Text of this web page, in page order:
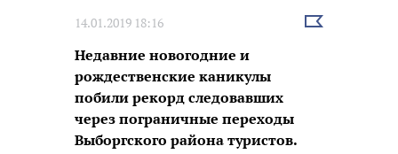
14.01.2019 18:16
Выбрать
Недавние новогодние и
рождественские каникулы
побили рекорд следовавших
через пограничные переходы
Выборгского района туристов.